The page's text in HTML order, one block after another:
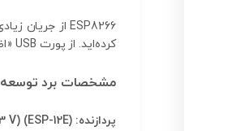
کرده‌اید. از پورت USB «اضافی» روی مانیتور یا صفحه کلید خود استفاده نکنید.
مشخصات برد توسعه Node MCU مدل CH340 با ماژول WiFi ESP8266
پردازنده: ESP8266 @ 80MHz (3.3 V) (ESP-12E)